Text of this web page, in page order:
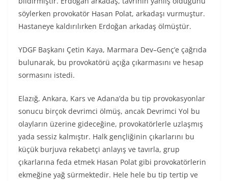
söylerken provokatör Hasan Polat, arkadaşı vurmuştur.
Hastaneye kaldırılırken Erdoğan arkadaş ölmüştür.
YDGF Başkanı Çetin Kaya, Marmara Dev–Genç’e çağrıda
bulunarak, bu provokatörü açığa çıkarmasını ve hesap
sormasını istedi.
Elazığ, Ankara, Kars ve Adana’da bu tip provokasyonlar
sonucu birçok devrimci ölmüş, ancak Devrimci Yol bu
olayların üzerine gideceğine, provokatörlerle uzlaşmış
yada sessiz kalmıştır. Halk gençliğinin çıkarlarını bu
küçük burjuva rekabetçi anlayış ve tavırla, grup
çıkarlarına feda etmek Hasan Polat gibi provokatörlerin
ekmeğine yağ sürmektedir. Hele hele bu tip tertip ve